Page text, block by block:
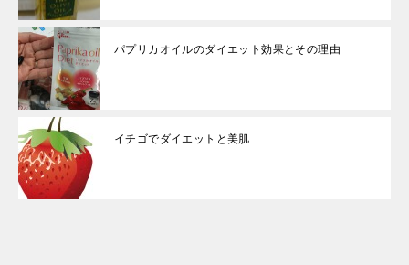
パプリカオイルのダイエット効果とその理由
イチゴでダイエットと美肌